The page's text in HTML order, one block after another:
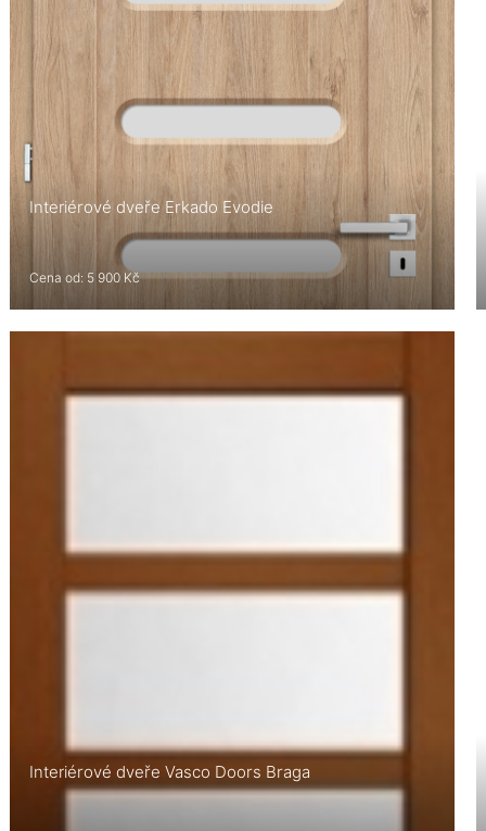
Interiérové dveře Erkado Evodie
Cena od: 5 900 Kč
Interiérové dveře Vasco Doors Braga